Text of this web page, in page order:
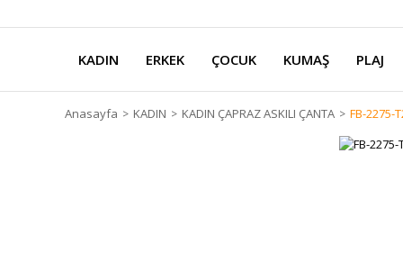
KADIN ERKEK ÇOCUK KUMAŞ PLAJ
Anasayfa KADIN KADIN ÇAPRAZ ASKILI ÇANTA FB-2275-